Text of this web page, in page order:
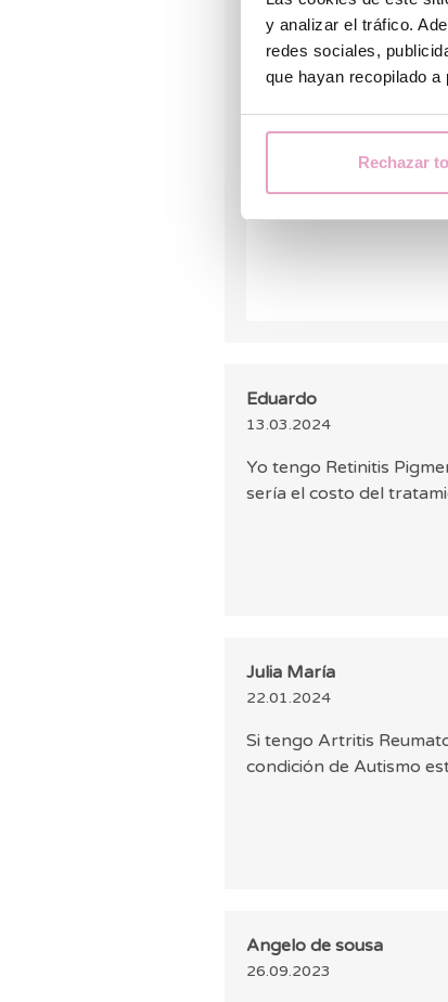
y analizar el tráfico.
redes sociales,
que hayan recopilado
Rechazar
múltiples factores
específico que
reproductiva, quien
Un saludo.
Eduardo
13.03.2024
Yo tengo Retinitis
sería el costo del
Julia María
22.01.2024
Si tengo Artritis
condición de Autismo
Angelo de sousa
26.09.2023